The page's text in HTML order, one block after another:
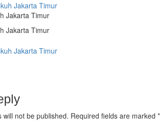
Jakarta Timur
Jakarta Timur
will not be published. Required fields are marked *